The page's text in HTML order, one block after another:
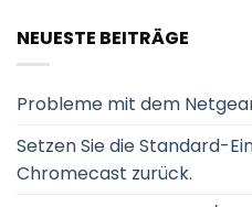
NEUESTE BEITRÄGE
Probleme mit dem
Setzen Sie die Standard-
Chromecast zurück.